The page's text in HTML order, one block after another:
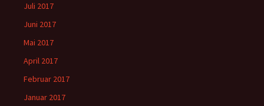
Juli 2017
Juni 2017
Mai 2017
April 2017
Februar 2017
Januar 2017